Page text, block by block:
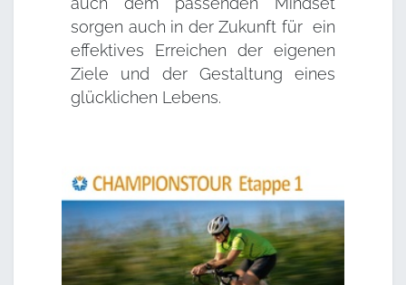
sorgen auch in der Zukunft für ein
effektives Erreichen der eigenen
Ziele und der Gestaltung eines
glücklichen Lebens.